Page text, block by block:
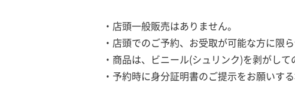
・店頭一般販売はありません。
・店頭でのご予約、お受取が可能な方に限
・商品は、ビニール(シュリンク)を剥がして
・予約時に身分証明書のご提示をお願いす